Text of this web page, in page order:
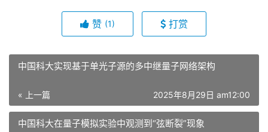
赞 (1) 打赏
中国科大实现基于单光子源的多中继量子网络架构
« 上一篇 2025年8月29日 am12:00
中国科大在量子模拟实验中观测到“弦断裂”现象